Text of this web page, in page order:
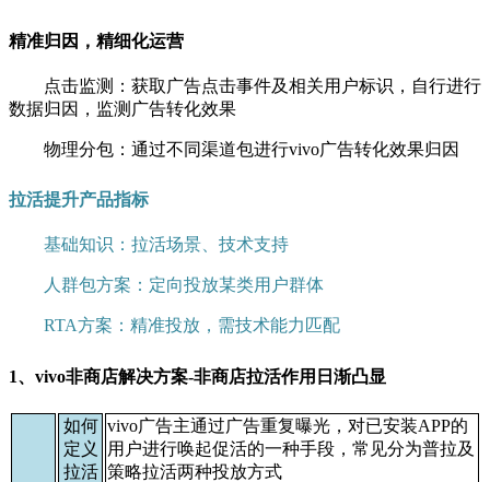
精准归因，精细化运营
点击监测：获取广告点击事件及相关用户标识，自行进行
数据归因，监测广告转化效果
物理分包：通过不同渠道包进行vivo广告转化效果归因
拉活提升产品指标
基础知识：拉活场景、技术支持
人群包方案：定向投放某类用户群体
RTA方案：精准投放，需技术能力匹配
1、vivo非商店解决方案-非商店拉活作用日渐凸显
如何
定义
拉活
vivo广告主通过广告重复曝光，对已安装APP的
用户进行唤起促活的一种手段，常见分为普拉及
策略拉活两种投放方式